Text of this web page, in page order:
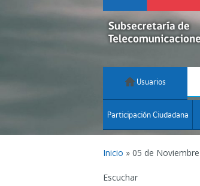
Usuarios
Participación Ciudadana
Inicio » 05 de
Escuchar